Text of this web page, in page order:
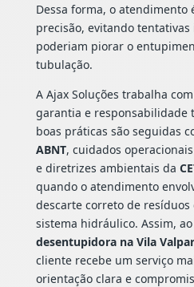
Dessa forma, o atendimento
precisão, evitando
poderiam piorar o
tubulação.
A Ajax Soluções trabalha
garantia e responsabilidade
boas práticas são seguidas
ABNT, cuidados
e diretrizes ambientais da
quando o atendimento
descarte correto de resíduos
sistema hidráulico. Assim,
desentupidora na Vila
cliente recebe um serviço
orientação clara e